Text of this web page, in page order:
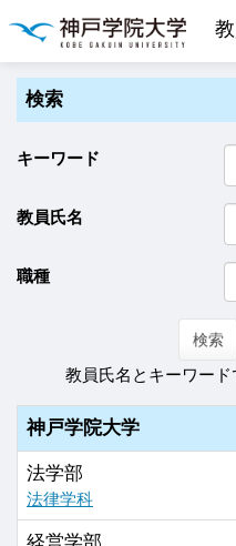
検索
キーワード
教員氏名
職種
検索
教員氏名とキーワード
神戸学院大学
法学部
法律学科